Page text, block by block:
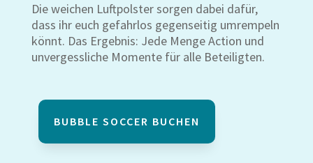
Die weichen Luftpolster sorgen dabei dafür,
dass ihr euch gefahrlos gegenseitig umrempeln
könnt. Das Ergebnis: Jede Menge Action und
unvergessliche Momente für alle Beteiligten.
BUBBLE SOCCER BUCHEN